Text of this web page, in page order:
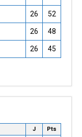
26 52
26 48
26 45
J Pts